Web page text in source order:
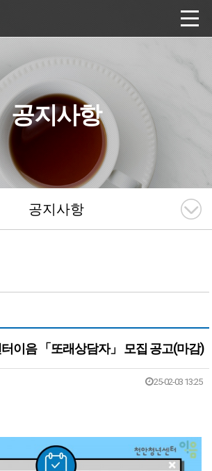
공지사항
공지사항
이음 「또래상담자」 모집 공고(마감)
25-02-03 13:25